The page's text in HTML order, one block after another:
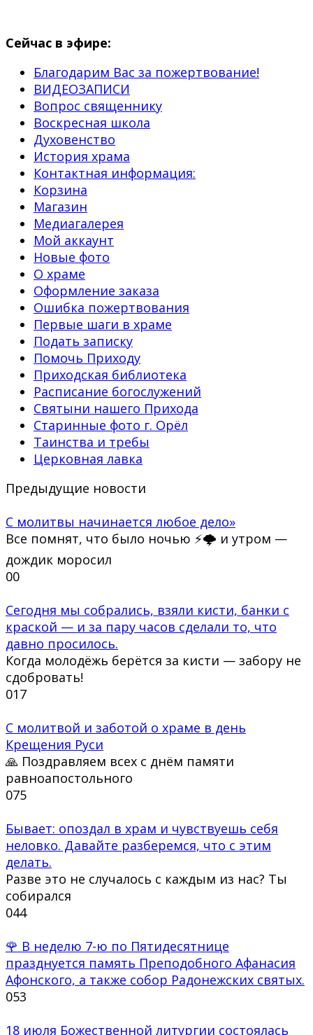
Сейчас в эфире:
Благодарим Вас за пожертвование!
ВИДЕОЗАПИСИ
Вопрос священнику
Воскресная школа
Духовенство
История храма
Контактная информация:
Корзина
Магазин
Медиагалерея
Мой аккаунт
Новые фото
О храме
Оформление заказа
Ошибка пожертвования
Первые шаги в храме
Подать записку
Помочь Приходу
Приходская библиотека
Расписание богослужений
Святыни нашего Прихода
Старинные фото г. Орёл
Таинства и требы
Церковная лавка
Предыдущие новости
С молитвы начинается любое дело»
Все помнят, что было ночью ⚡🌩 и утром —
дождик моросил
00
Сегодня мы собрались, взяли кисти, банки с
краской — и за пару часов сделали то, что
давно просилось.
Когда молодёжь берётся за кисти — забору не
сдобровать!
017
С молитвой и заботой о храме в день
Крещения Руси
🙏 Поздравляем всех с днём памяти
равноапостольного
075
Бывает: опоздал в храм и чувствуешь себя
неловко. Давайте разберемся, что с этим
делать.
Разве это не случалось с каждым из нас? Ты
собирался
044
🌹 В неделю 7-ю по Пятидесятнице
празднуется память Преподобного Афанасия
Афонского, а также собор Радонежских святых.
053
18 июля Божественной литургии состоялась